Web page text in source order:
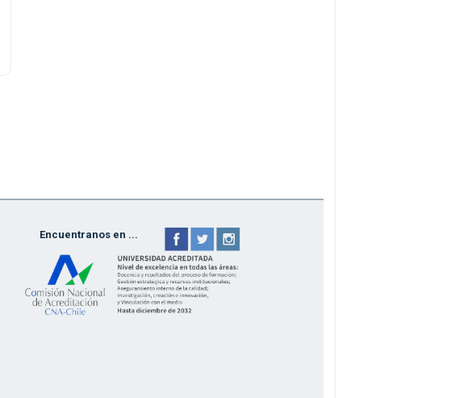
Encuentranos en ...